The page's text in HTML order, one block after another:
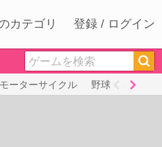
カテゴリ 登録 / ログイン
モーターサイクル 野球 ボクシ